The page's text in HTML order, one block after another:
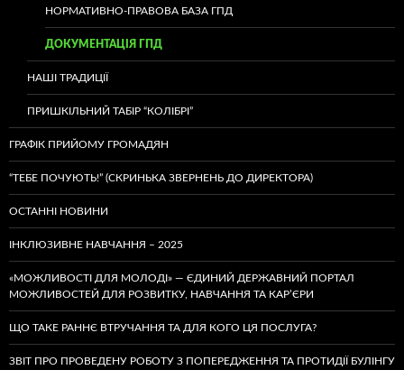
НОРМАТИВНО-ПРАВОВА БАЗА ГПД
ДОКУМЕНТАЦІЯ ГПД
НАШІ ТРАДИЦІЇ
ПРИШКІЛЬНИЙ ТАБІР “КОЛІБРІ”
ГРАФІК ПРИЙОМУ ГРОМАДЯН
“ТЕБЕ ПОЧУЮТЬ!” (СКРИНЬКА ЗВЕРНЕНЬ ДО ДИРЕКТОРА)
ОСТАННІ НОВИНИ
ІНКЛЮЗИВНЕ НАВЧАННЯ – 2025
«МОЖЛИВОСТІ ДЛЯ МОЛОДІ» — ЄДИНИЙ ДЕРЖАВНИЙ ПОРТАЛ
МОЖЛИВОСТЕЙ ДЛЯ РОЗВИТКУ, НАВЧАННЯ ТА КАР’ЄРИ
ЩО ТАКЕ РАННЄ ВТРУЧАННЯ ТА ДЛЯ КОГО ЦЯ ПОСЛУГА?
ЗВІТ ПРО ПРОВЕДЕНУ РОБОТУ З ПОПЕРЕДЖЕННЯ ТА ПРОТИДІЇ БУЛІНГУ